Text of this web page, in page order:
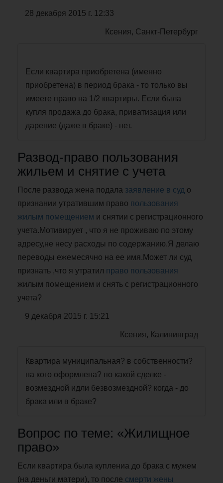
28 декабря 2015 г. 12:33
Ксения, Санкт-Петербург
Если квартира приобретена (именно
приобретена) в период брака - то только вы
имеете право на 1/2 квартиры. Если была
купля продажа до брака, приватизация или
дарение (даже в браке) - нет.
Развод-право пользования
жильем и снятие с учета
После развода жена подала заявление в суд о
признании утратившим право пользования
жилым помещением и снятии с регистрационного
учета.Мотивирует , что я не проживаю по этому
адресу,не несу расходы по содержанию.Я делаю
переводы ежемесячно на ее имя.Может ли суд
признать ,что я утратил право пользования
жилым помещением и снять с регистрационного
учета?
9 декабря 2015 г. 15:21
Ксения, Калининград
Квартира муниципальная? в собственности?
на кого оформлена? по какой сделке -
возмездной идли безвозмездной? когда - до
брака или в браке?
Вопрос по теме: «Жилищное
право»
Если квартира была куплениа до брака с мужем
(на деньги матери), то после смерти жены